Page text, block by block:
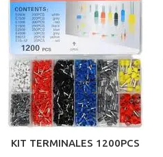
KIT TERMINALES 1200PCS